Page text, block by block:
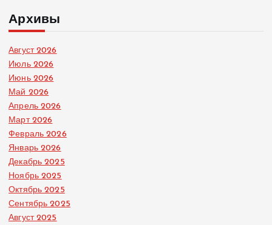
Архивы
Август 2026
Июль 2026
Июнь 2026
Май 2026
Апрель 2026
Март 2026
Февраль 2026
Январь 2026
Декабрь 2025
Ноябрь 2025
Октябрь 2025
Сентябрь 2025
Август 2025